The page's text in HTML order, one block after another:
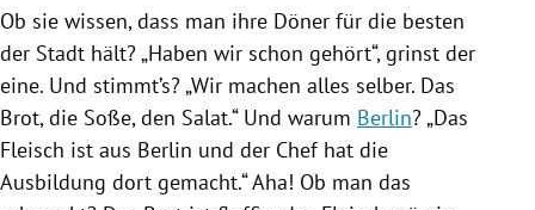
Ob sie wissen, dass man ihre Döner für die besten
der Stadt hält? „Haben wir schon gehört“, grinst der
eine. Und stimmt’s? „Wir machen alles selber. Das
Brot, die Soße, den Salat.“ Und warum Berlin? „Das
Fleisch ist aus Berlin und der Chef hat die
Ausbildung dort gemacht.“ Aha! Ob man das